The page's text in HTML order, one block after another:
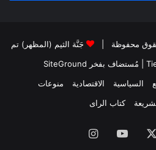
جَنَّة الثيم (المظهر) تم
| مُستضاف بفخر SiteGround
السياسية الاقتصادية
منوعات
كتاب الراى
يوتيوبانستقرام